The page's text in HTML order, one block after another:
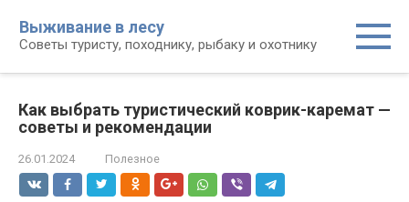
контенту
Выживание в лесу
Советы туристу, походнику, рыбаку и охотнику
Как выбрать туристический коврик-каремат —
советы и рекомендации
26.01.2024 Полезное